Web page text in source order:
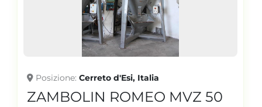
Posizione Cerreto d'Esi, Italia
ZAMBOLIN ROMEO MVZ 50